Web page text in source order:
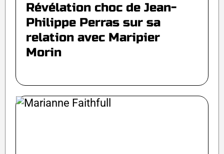
Révélation choc de Jean-
Philippe Perras sur sa
relation avec Maripier
Morin